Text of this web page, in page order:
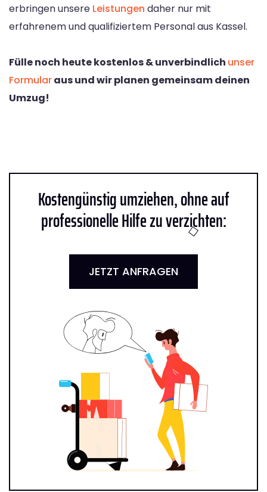
erbringen unsere Leistungen daher nur mit
erfahrenem und qualifiziertem Personal aus Kassel.
Fülle noch heute kostenlos & unverbindlich unser
Formularaus und wir planen gemeinsam deinen
Umzug!
Kostengünstig umziehen, ohne auf
professionelle Hilfe zu verzichten:
JETZT ANFRAGEN